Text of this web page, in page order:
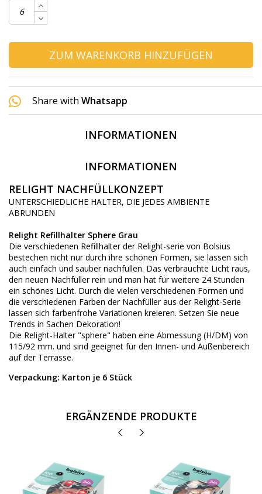
ZUM WARENKORB HINZUFÜGEN
Share with Whatsapp
INFORMATIONEN
INFORMATIONEN
RELIGHT NACHFÜLLKONZEPT
UNTERSCHIEDLICHE HALTER, DIE JEDES AMBIENTE
ABRUNDEN
Relight Refillhalter Sphere Grau
Die verschiedenen Refillhalter der Relight-serie von Bolsius
bestechen nicht nur durch ihre schönen Formen, sie lassen sich
auch einfach und sauber nachfüllen. Das verbrauchte Licht raus,
den neuen Nachfüller rein und man hat für weitere 24 Stunden
ein schönes Licht. Durch die vielen verschiedenen Formen und
die verschiedenen Farben der Nachfüller aus der Relight-Serie
lassen sich farbenfrohe Variationen kreieren. Setzen Sie neue
Trends in Sachen Dekoration!
Die Relight-Halter "sphere" haben eine Abmessung (H/DM) von
115/92 mm. und sind geeignet für den Innen- und Außenbereich
auf der Terrasse.
Verpackung: Karton je 6 Stück
ERGÄNZENDE PRODUKTE